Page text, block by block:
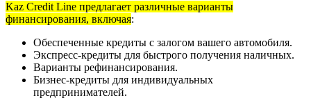
Kaz Credit Line предлагает различные варианты
финансирования, включая:
Обеспеченные кредиты с залогом вашего автомобиля.
Экспресс-кредиты для быстрого получения наличных.
Варианты рефинансирования.
Бизнес-кредиты для индивидуальных
предпринимателей.